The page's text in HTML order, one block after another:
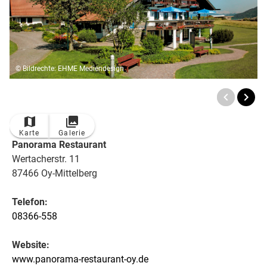
© Bildrechte: EHME Mediendesign
Karte Galerie
Panorama Restaurant
Wertacherstr. 11
87466 Oy-Mittelberg
Telefon:
08366-558
Website:
www.panorama-restaurant-oy.de